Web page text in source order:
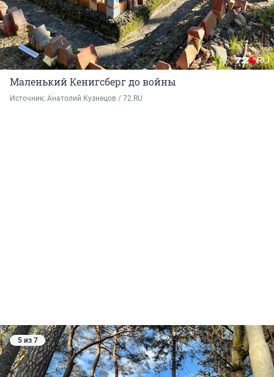
Маленький Кенигсберг до войны
Источник: Анатолий Кузнецов / 72.RU
5 из 7